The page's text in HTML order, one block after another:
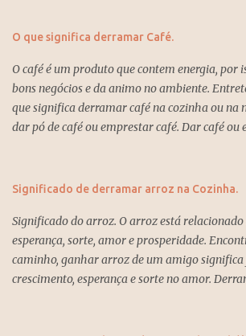
O que significa derramar Café.
O café é um produto que contem energia, por
bons negócios e da animo no ambiente.
que significa derramar café na cozinha ou na
dar pó de café ou emprestar café. Dar café ou
amigos significa que os planos vão ter que ser
futuro. Derramar café na cozinha ou no piso
mudanças, prosperidade e boas energias.
café as visitas ou aos clientes quando eles
escritório atrai boas energias e atrai vendas no
Significado de derramar arroz na Cozinha.
Significado do arroz. O arroz está relacionado
esperança, sorte, amor e prosperidade.
caminho, ganhar arroz de um amigo
crescimento, esperança e sorte no amor.